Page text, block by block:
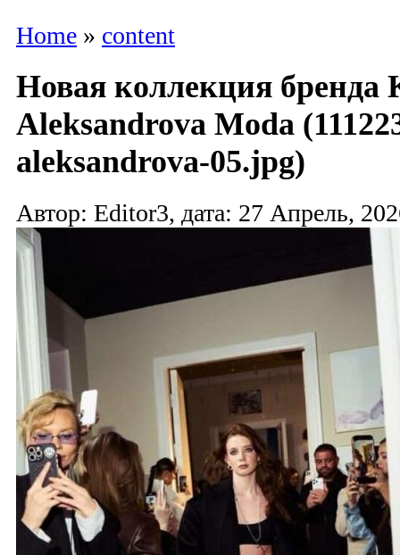
Home » content
Новая коллекция бренда
Aleksandrova Moda
aleksandrova-05.jpg)
Автор: Editor3, дата: 27 Апрель,